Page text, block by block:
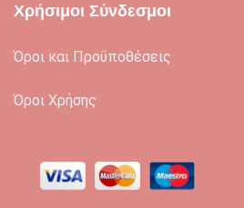
Χρήσιμοι Σύνδεσμοι
Όροι και Προϋποθέσεις
Όροι Χρήσης